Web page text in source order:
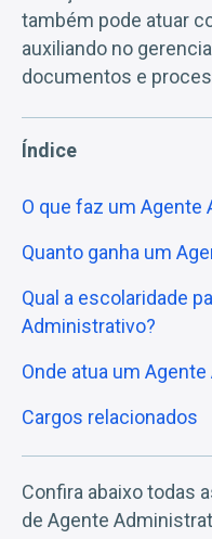
também pode atuar
auxiliando no
documentos e
Índice
O que faz um Agente
Quanto ganha um
Qual a escolaridade
Administrativo?
Onde atua um
Cargos relacionados
Confira abaixo todas
de Agente